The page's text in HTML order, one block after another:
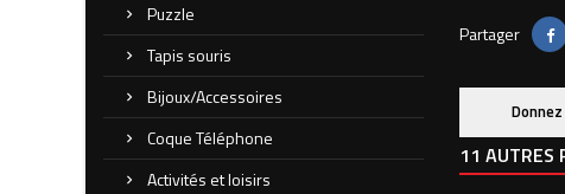
Puzzle
Tapis souris
Bijoux/Accessoires
Coque Téléphone
Activités et loisirs
Partager
11 AUTRES